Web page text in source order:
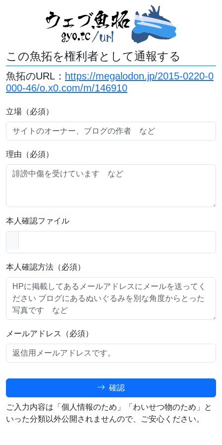
この魚拓を権利者として通報する
魚拓のURL： https://megalodon.jp/2015-0220-0
000-46/o.x0.com/m/146910
立場（必須）
理由（必須）
本人確認ファイル
本人確認方法（必須）
メールアドレス（必須）
確認
ご入力内容は「個人情報のため」「わいせつ物のため」と
いった分類以外公開されませんので、ご安心ください。